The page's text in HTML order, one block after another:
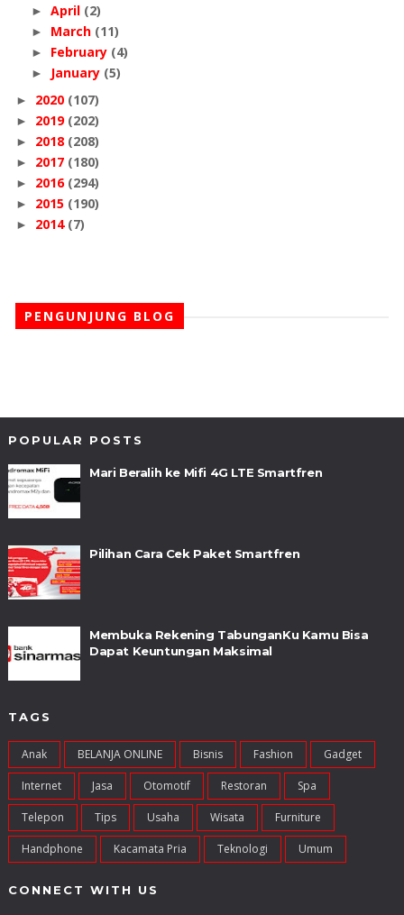
► April (2)
► March (11)
► February (4)
► January (5)
► 2020 (107)
► 2019 (202)
► 2018 (208)
► 2017 (180)
► 2016 (294)
► 2015 (190)
► 2014 (7)
PENGUNJUNG BLOG
POPULAR POSTS
Mari Beralih ke Mifi 4G LTE Smartfren
Pilihan Cara Cek Paket Smartfren
Membuka Rekening TabunganKu Kamu Bisa
Dapat Keuntungan Maksimal
TAGS
Anak BELANJA ONLINE Bisnis Fashion Gadget
Internet Jasa Otomotif Restoran Spa
Telepon Tips Usaha Wisata Furniture
Handphone Kacamata Pria Teknologi Umum
CONNECT WITH US